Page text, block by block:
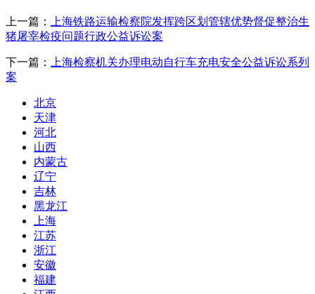
上一篇：
上海铁路运输检察院发挥跨区划管辖优势督促整治生
猪屠宰检疫问题行政公益诉讼案
下一篇：
上海检察机关办理电动自行车充电安全公益诉讼系列
案
北京
天津
河北
山西
内蒙古
辽宁
吉林
黑龙江
上海
江苏
浙江
安徽
福建